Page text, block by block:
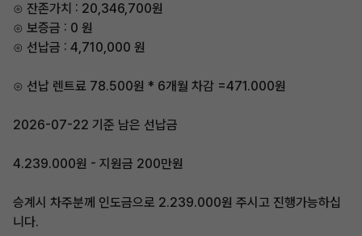
⊙ 잔존가치 : 20,346,700원
⊙ 보증금 : 0 원
⊙ 선납금 : 4,710,000 원
⊙ 선납 렌트료 78.500원 * 6개월 차감 =471.000원
2026-07-22 기준 남은 선납금
4.239.000원 - 지원금 200만원
승계시 차주분께 인도금으로 2.239.000원 주시고 진행가능하십
니다.